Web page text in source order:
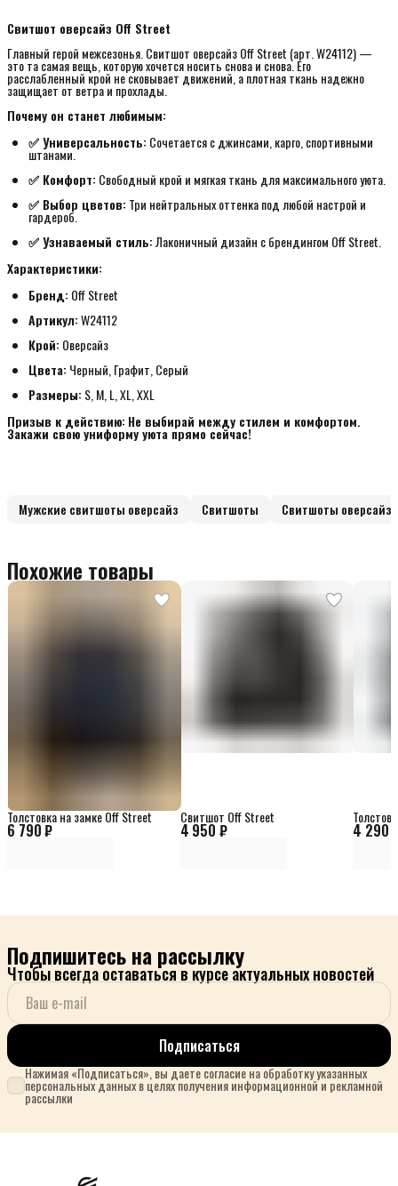
Свитшот оверсайз Off Street
Главный герой межсезонья. Свитшот оверсайз Off Street (арт. W24112) —
это та самая вещь, которую хочется носить снова и снова. Его
расслабленный крой не сковывает движений, а плотная ткань надежно
защищает от ветра и прохлады.
Почему он станет любимым:
✅ Универсальность: Сочетается с джинсами, карго, спортивными
штанами.
✅ Комфорт: Свободный крой и мягкая ткань для максимального уюта.
✅ Выбор цветов: Три нейтральных оттенка под любой настрой и
гардероб.
✅ Узнаваемый стиль:Лаконичный дизайн с брендингом Off Street.
Характеристики:
Бренд: Off Street
Артикул:W24112
Крой: Оверсайз
Цвета: Черный, Графит, Серый
Размеры: S, M, L, XL, XXL
Призыв к действию: Не выбирай между стилем и комфортом.
Закажи свою униформу уюта прямо сейчас!
Мужские свитшоты оверсайз Свитшоты Свитшоты оверсайз
Похожие товары
6 790 ₽
Толстовка на замке Off Street
4 950 ₽
Свитшот Off Street
4 290
Подпишитесь на рассылку
Чтобы всегда оставаться в курсе актуальных новостей
Подписаться
Нажимая «Подписаться», вы даете согласие на обработку указанных
персональных данных в целях получения информационной и рекламной
рассылки